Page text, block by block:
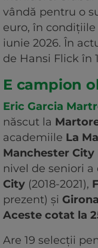
vândă pentru o
euro, în
iunie 2026. În
de Hansi Flick în
E campion
Eric Garcia
născut la
academiile La
Manchester City
nivel de seniori
City (2018-2021),
prezent) și Girona
Aceste cotat la
Are 19 selecții